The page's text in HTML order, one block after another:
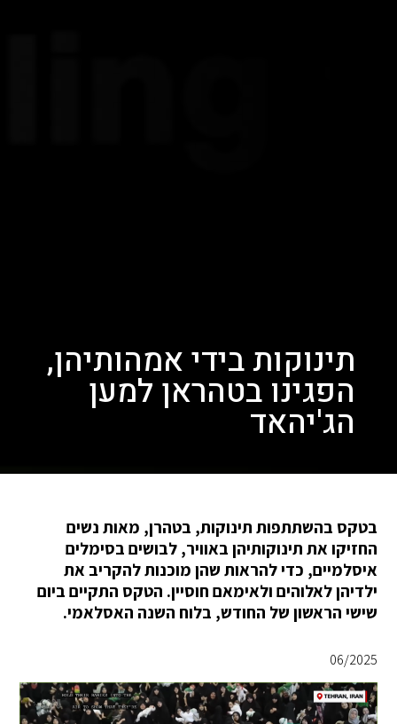
תינוקות בידי אמהותיהן,
הפגינו בטהראן למען
הג'יהאד
בטקס בהשתתפות תינוקות, בטהרן, מאות נשים
החזיקו את תינוקותיהן באוויר, לבושים בסימלים
איסלמיים, כדי להראות שהן מוכנות להקריב את
ילדיהן לאלוהים ולאימאם חוסיין. הטקס התקיים ביום
שישי הראשון של החודש, בלוח השנה האסלאמי.
06/2025